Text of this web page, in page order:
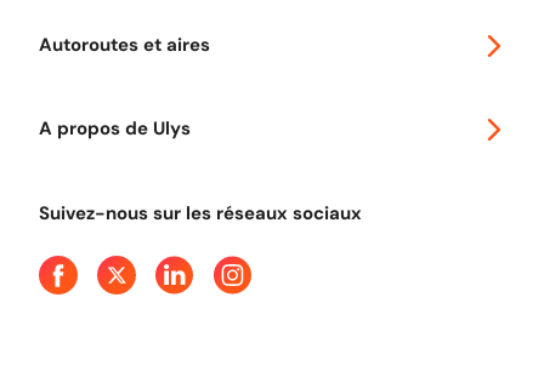
Autoroutes et aires
A propos de Ulys
Presse
Suivez-nous sur les réseaux sociaux